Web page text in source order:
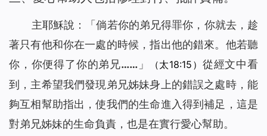
主耶穌說：「倘若你的弟兄得罪你，你就去，趁
著只有他和你在一處的時候，指出他的錯來。他若聽
你，你便得了你的弟兄…… 」 （太18:15） 從經文中看
到，主希望我們發現弟兄姊妹身上的錯誤之處時，能
夠互相幫助指出，使我們的生命進入得到補足，這是
對弟兄姊妹的生命負責，也是在實行愛心幫助。